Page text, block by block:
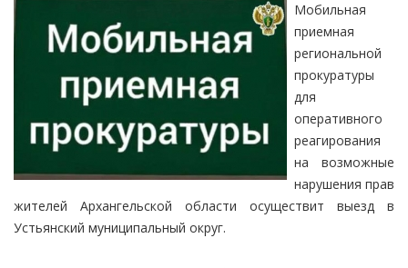
Мобильная
приемная
региональной
прокуратуры
для
оперативного
реагирования
на возможные
нарушения прав
жителей Архангельской области осуществит выезд в
Устьянский муниципальный округ.